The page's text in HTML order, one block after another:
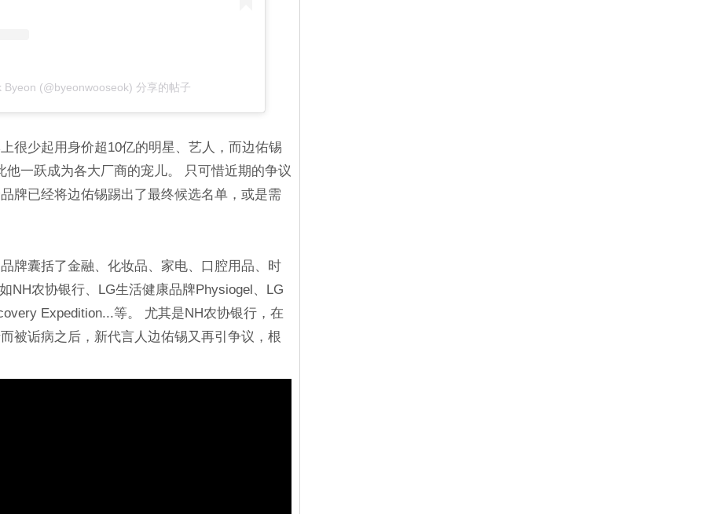
Byeon (@byeonwooseok) 分享的帖子
很少起用身价超10亿的明星、艺人，而边佑锡
一跃成为各大厂商的宠儿。 只可惜近期的争议
牌已经将边佑锡踢出了最终候选名单，或是需
牌囊括了金融、化妆品、家电、口腔用品、时
NH农协银行、LG生活健康品牌Physiogel、LG
Expedition...等。 尤其是NH农协银行，在
被诟病之后，新代言人边佑锡又再引争议，根